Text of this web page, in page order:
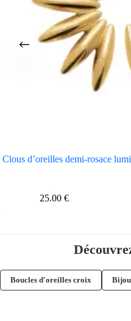
Clous d’oreilles demi-rosace
25.00 €
Boucles d'oreilles croix